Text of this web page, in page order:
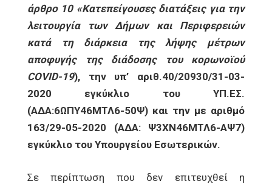
άρθρο 10 «Κατεπείγουσες διατάξεις για την
λειτουργία των Δήμων και Περιφερειών
κατά τη διάρκεια της λήψης μέτρων
αποφυγής της διάδοσης του κορωνοϊού
COVID-19), την υπ’ αριθ.40/20930/31-03-
2020 εγκύκλιο του ΥΠ.ΕΣ.
(ΑΔΑ:6ΩΠΥ46ΜΤΛ6-50Ψ) και την με αριθμό
163/29-05-2020 (ΑΔΑ: Ψ3ΧΝ46ΜΤΛ6-ΑΨ7)
εγκύκλιο του Υπουργείου Εσωτερικών.
Σε περίπτωση που δεν επιτευχθεί η